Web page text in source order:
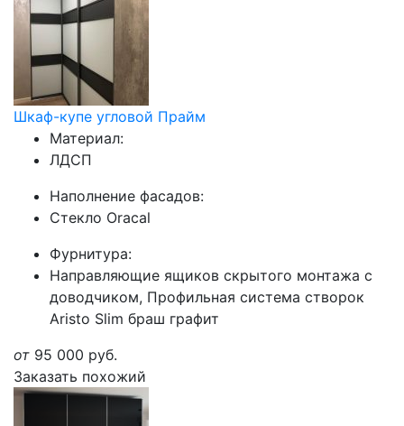
Шкаф-купе угловой Прайм
Материал:
ЛДСП
Наполнение фасадов:
Стекло Oracal
Фурнитура:
Направляющие ящиков скрытого монтажа с
доводчиком, Профильная система створок
Aristo Slim браш графит
от 95 000 руб.
Заказать похожий